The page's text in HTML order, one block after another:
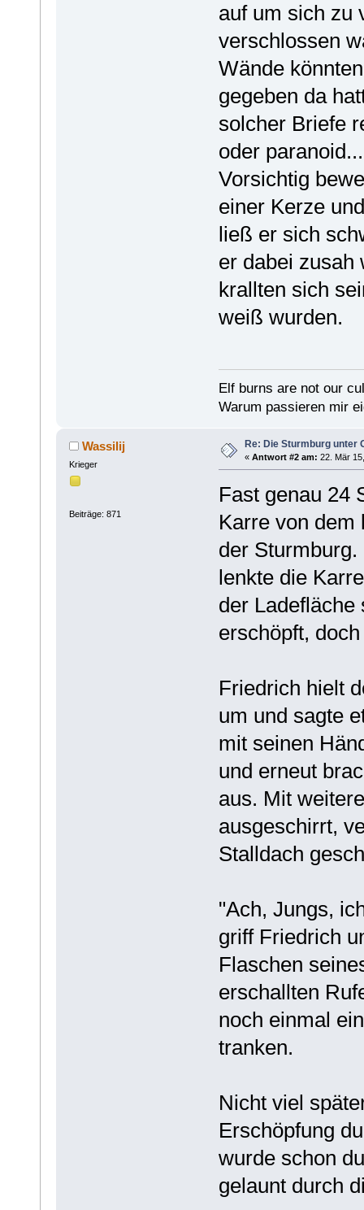
auf um sich zu
verschlossen
Wände
gegeben da
solcher Briefe
oder
Vorsichtig
einer Kerze
ließ er sich
er dabei zusah
krallten sich
weiß wurden.
Elf burns are not our
Warum passieren mir
Wassilij
Krieger
Beiträge: 871
Re: Die Sturmburg unter
« Antwort #2 am: 22. Mär
Fast genau 24
Karre von dem
der
lenkte die
der Ladefläche
erschöpft,
Friedrich hielt
um und sagte
mit seinen
und erneut
aus. Mit
ausgeschirrt,
Stalldach
"Ach, Jungs,
griff Friedrich
Flaschen
erschallten
noch einmal
tranken.
Nicht viel
Erschöpfung
wurde schon
gelaunt durch